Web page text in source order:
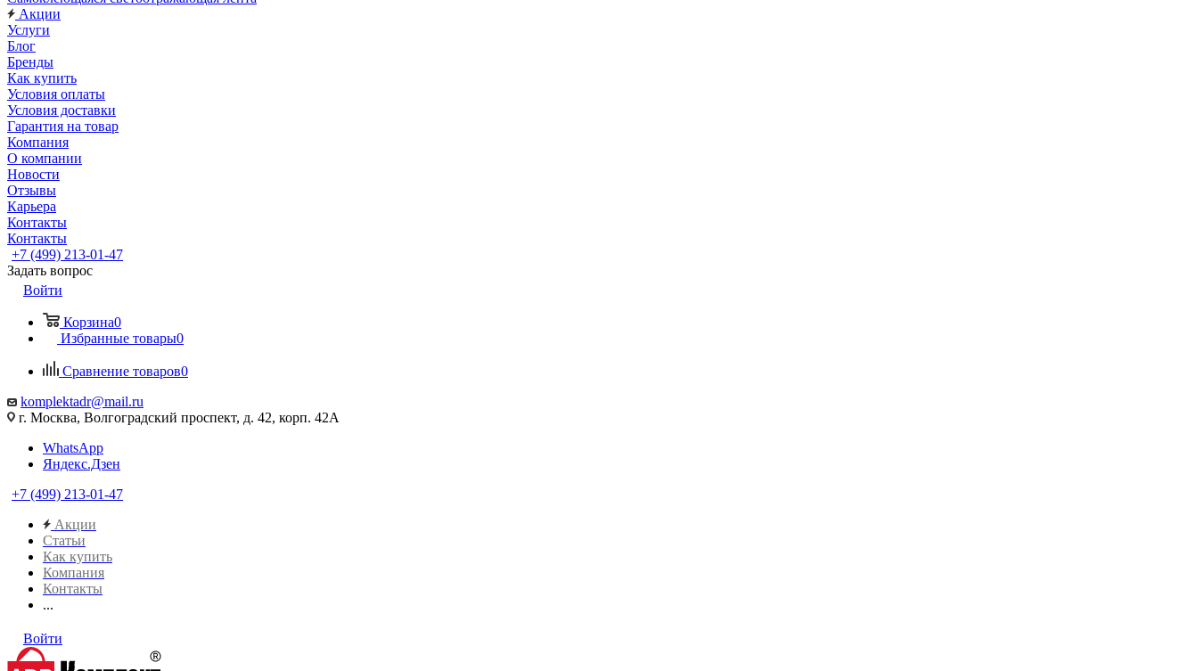
Акции
Услуги
Блог
Бренды
Как купить
Условия оплаты
Условия доставки
Гарантия на товар
Компания
О компании
Новости
Отзывы
Карьера
Контакты
Контакты
+7 (499) 213-01-47
Задать вопрос
Войти
Корзина0
Избранные товары0
Сравнение товаров0
komplektadr@mail.ru
г. Москва, Волгоградский проспект, д. 42, корп. 42А
WhatsApp
Яндекс.Дзен
+7 (499) 213-01-47
Акции
Статьи
Как купить
Компания
Контакты
...
Войти